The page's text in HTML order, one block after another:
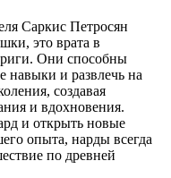
Саркис Петросян
это врата в
Они способны
навыки и развлечь на
создавая
и вдохновения.
и открыть новые
опыта, нарды всегда
по древней